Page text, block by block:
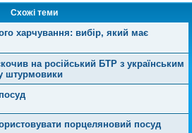
Схожі теми
харчування: вибір, який має
на російський БТР з українським
штурмовики
порцеляновий посуд